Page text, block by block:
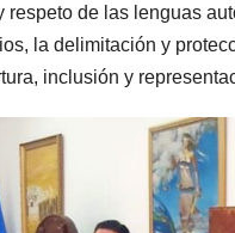
respeto de las lenguas
la delimitación y
inclusión y